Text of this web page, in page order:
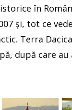
în
şi, tot ce
Terra
după care au